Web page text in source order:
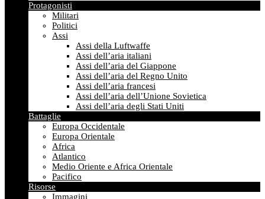
Protagonisti
Militari
Politici
Assi
Assi della Luftwaffe
Assi dell’aria italiani
Assi dell’aria del Giappone
Assi dell’aria del Regno Unito
Assi dell’aria francesi
Assi dell’aria dell’Unione Sovietica
Assi dell’aria degli Stati Uniti
Battaglie
Europa Occidentale
Europa Orientale
Africa
Atlantico
Medio Oriente e Africa Orientale
Pacifico
Risorse
Immagini